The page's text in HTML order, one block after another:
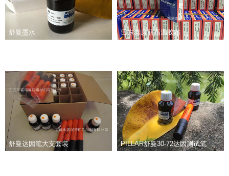
舒曼墨水 日东泰康丽高温胶布
舒曼达因笔大支套装 PILLAR舒曼30-72达因测试笔